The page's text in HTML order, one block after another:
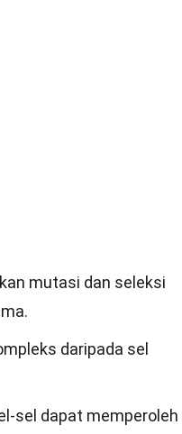
mutasi dan seleksi
daripada sel
sel dapat memperoleh